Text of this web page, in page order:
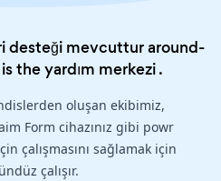
desteği mevcuttur around-
theyardım merkezi.
oluşan ekibimiz,
Form cihazınız gibi powr
çalışmasını sağlamak için
çalışır.